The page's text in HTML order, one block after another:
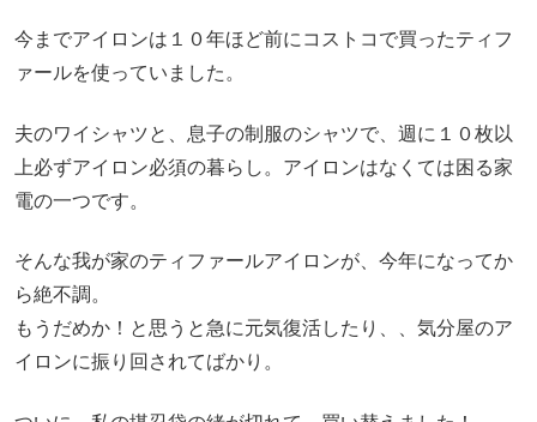
今までアイロンは１０年ほど前にコストコで買ったティフ
ァールを使っていました。
夫のワイシャツと、息子の制服のシャツで、週に１０枚以
上必ずアイロン必須の暮らし。アイロンはなくては困る家
電の一つです。
そんな我が家のティファールアイロンが、今年になってか
ら絶不調。
もうだめか！と思うと急に元気復活したり、、気分屋のア
イロンに振り回されてばかり。